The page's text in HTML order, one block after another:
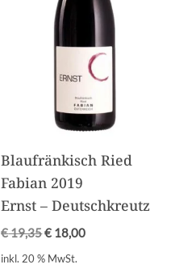
Blaufränkisch Ried
Fabian 2019
Ernst – Deutschkreutz
€19,35€ 18,00
inkl. 20 % MwSt.